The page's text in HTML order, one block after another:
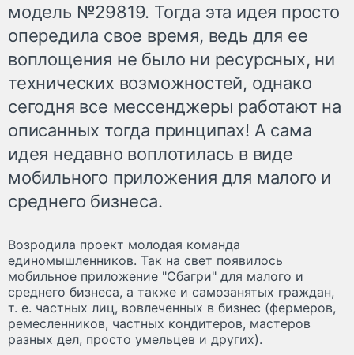
модель №29819. Тогда эта идея просто
опередила свое время, ведь для ее
воплощения не было ни ресурсных, ни
технических возможностей, однако
сегодня все мессенджеры работают на
описанных тогда принципах! А сама
идея недавно воплотилась в виде
мобильного приложения для малого и
среднего бизнеса.
Возродила проект молодая команда
единомышленников. Так на свет появилось
мобильное приложение "Сбагри" для малого и
среднего бизнеса, а также и самозанятых граждан,
т. е. частных лиц, вовлеченных в бизнес (фермеров,
ремесленников, частных кондитеров, мастеров
разных дел, просто умельцев и других).